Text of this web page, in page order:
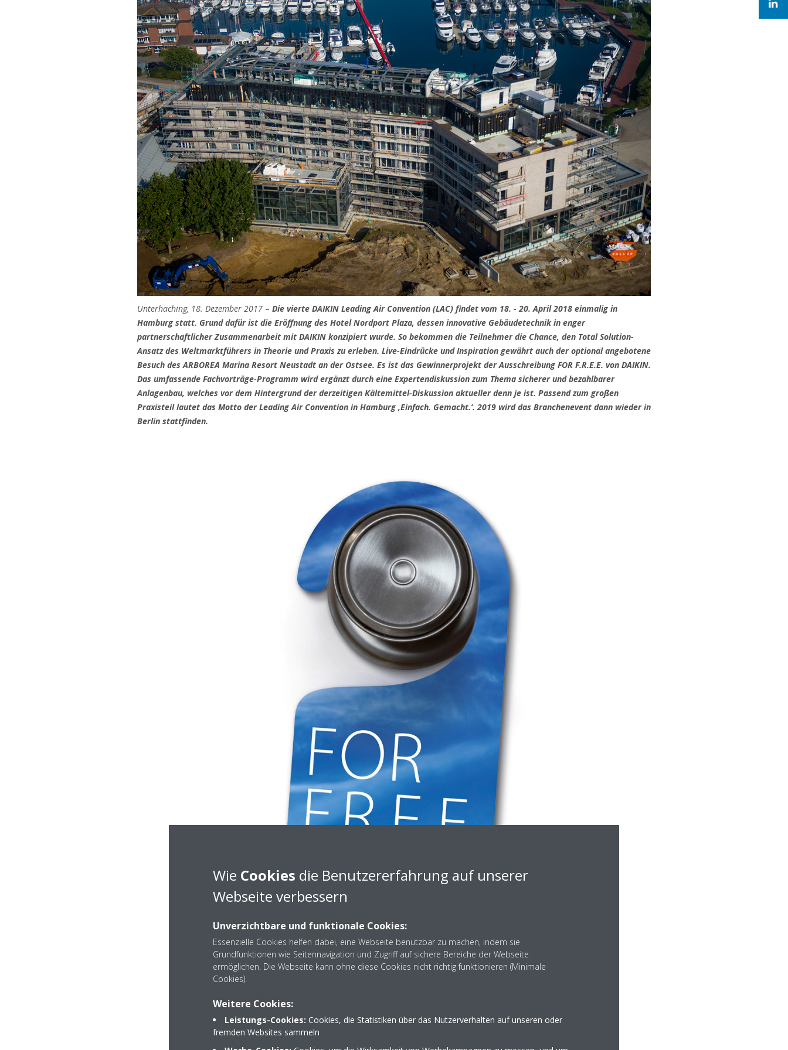
Unterhaching, 18. Dezember 2017 – Die vierte DAIKIN Leading Air Convention (LAC) findet vom 18. - 20. April 2018 einmalig in
Hamburg statt. Grund dafür ist die Eröffnung des Hotel Nordport Plaza, dessen innovative Gebäudetechnik in enger
partnerschaftlicher Zusammenarbeit mit DAIKIN konzipiert wurde. So bekommen die Teilnehmer die Chance, den Total Solution-
Ansatz des Weltmarktführers in Theorie und Praxis zu erleben. Live-Eindrücke und Inspiration gewährt auch der optional angebotene
Besuch des ARBOREA Marina Resort Neustadt an der Ostsee. Es ist das Gewinnerprojekt der Ausschreibung FOR F.R.E.E. von DAIKIN.
Das umfassende Fachvorträge-Programm wird ergänzt durch eine Expertendiskussion zum Thema sicherer und bezahlbarer
Anlagenbau, welches vor dem Hintergrund der derzeitigen Kältemittel-Diskussion aktueller denn je ist. Passend zum großen
Praxisteil lautet das Motto der Leading Air Convention in Hamburg ‚Einfach. Gemacht.‘. 2019 wird das Branchenevent dann wieder in
Berlin stattfinden.
Wie Cookies die Benutzererfahrung auf unserer
Webseite verbessern
Unverzichtbare und funktionale Cookies:
Essenzielle Cookies helfen dabei, eine Webseite benutzbar zu machen, indem sie
Grundfunktionen wie Seitennavigation und Zugriff auf sichere Bereiche der Webseite
ermöglichen. Die Webseite kann ohne diese Cookies nicht richtig funktionieren (Minimale
Cookies).
Weitere Cookies:
Leistungs-Cookies: Cookies, die Statistiken über das Nutzerverhalten auf unseren oder
fremden Websites sammeln